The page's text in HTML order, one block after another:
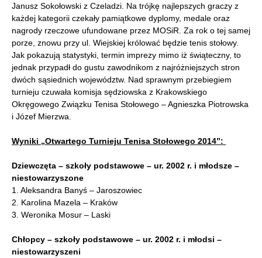
Janusz Sokołowski z Czeladzi. Na trójkę najlepszych graczy z
każdej kategorii czekały pamiątkowe dyplomy, medale oraz
nagrody rzeczowe ufundowane przez MOSiR. Za rok o tej samej
porze, znowu przy ul. Wiejskiej królować będzie tenis stołowy.
Jak pokazują statystyki, termin imprezy mimo iż świąteczny, to
jednak przypadł do gustu zawodnikom z najróżniejszych stron
dwóch sąsiednich województw. Nad sprawnym przebiegiem
turnieju czuwała komisja sędziowska z Krakowskiego
Okręgowego Związku Tenisa Stołowego – Agnieszka Piotrowska
i Józef Mierzwa.
Wyniki „Otwartego Turnieju Tenisa Stołowego 2014”:
Dziewczęta – szkoły podstawowe – ur. 2002 r. i młodsze –
niestowarzyszone
1. Aleksandra Banyś – Jaroszowiec
2. Karolina Mazela – Kraków
3. Weronika Mosur – Laski
Chłopcy – szkoły podstawowe – ur. 2002 r. i młodsi –
niestowarzyszeni